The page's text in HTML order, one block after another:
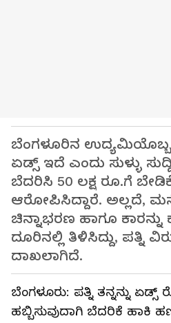
ಬೆಂಗಳೂರಿನ
ಏಡ್ಸ್ ಇದೆ ಎಂದು ಸುಳ್ಳು
ಬೆದರಿಸಿ 50 ಲಕ್ಷ ರೂ.ಗೆ
ಆರೋಪಿಸಿದ್ದಾರೆ. ಅಲ್ಲದೆ,
ಚಿನ್ನಾಭರಣ ಹಾಗೂ ಕಾರನ್ನು
ದೂರಿನಲ್ಲಿ ತಿಳಿಸಿದ್ದು, ಪತ್ನಿ
ದಾಖಲಾಗಿದೆ.
ಬೆಂಗಳೂರು: ಪತ್ನಿ ತನ್ನನ್ನು ಏಡ್ಸ್
ಹಬ್ಬಿಸುವುದಾಗಿ ಬೆದರಿಕೆ ಹಾಕಿ